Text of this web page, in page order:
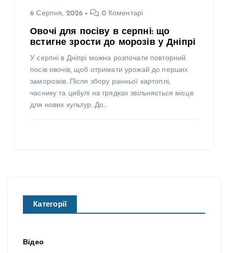
6 Серпня, 2026 0 Коментарі
Овочі для посіву в серпні: що
встигне зрости до морозів у Дніпрі
У серпні в Дніпрі можна розпочати повторний
посів овочів, щоб отримати урожай до перших
заморозків. Після збору ранньої картоплі,
часнику та цибулі на грядках звільняється місце
для нових культур. До…
Категорії
Відео